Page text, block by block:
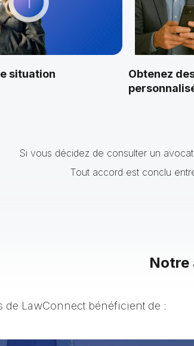
situation
Obtenez
Si vous décidez de consulter un
Tout accord est conclu
Notre
de LawConnect bénéficient de :